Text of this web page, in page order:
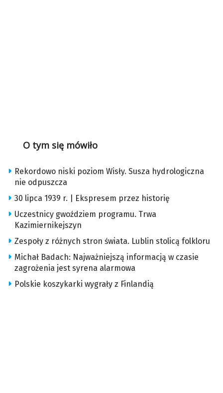
O tym się mówiło
Rekordowo niski poziom Wisły. Susza hydrologiczna
nie odpuszcza
30 lipca 1939 r. | Ekspresem przez historię
Uczestnicy gwoździem programu. Trwa
Kazimiernikejszyn
Zespoły z różnych stron świata. Lublin stolicą folkloru
Michał Badach: Najważniejszą informacją w czasie
zagrożenia jest syrena alarmowa
Polskie koszykarki wygrały z Finlandią